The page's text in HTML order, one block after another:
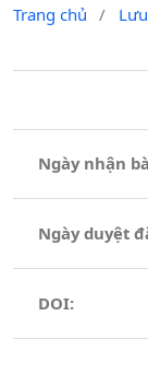
Trang chủ /
Ngày nhận
Ngày duyệt
DOI: